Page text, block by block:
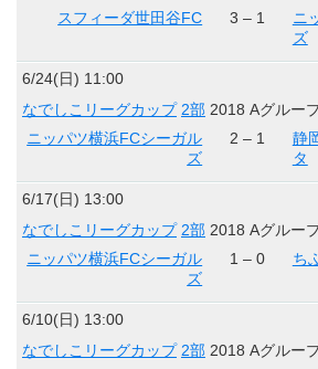
スフィーダ世田谷FC
3 – 1
ニ
ズ
6/24(日) 11:00
なでしこリーグカップ 2部 2018 Aグルー
ニッパツ横浜FCシーガル
ズ
2 – 1
静
タ
6/17(日) 13:00
なでしこリーグカップ 2部 2018 Aグルー
ニッパツ横浜FCシーガル
ズ
1 – 0 ち
6/10(日) 13:00
なでしこリーグカップ 2部 2018 Aグルー